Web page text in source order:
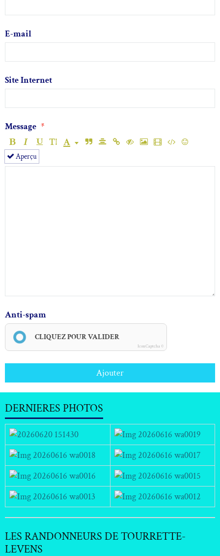
E-mail
Site Internet
Message
Aperçu
Anti-spam
CLIQUEZ POUR VALIDER
IconCaptcha ©
Ajouter
DERNIERES PHOTOS
LES RANDONNEURS DE TOURRETTE-
LEVENS